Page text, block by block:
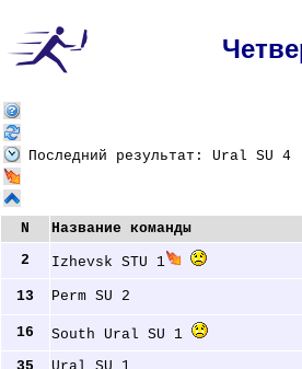
Последний результат: Ural SU 4
N Название команды
2
Izhevsk STU 1
13 Perm SU 2
16 South Ural SU 1